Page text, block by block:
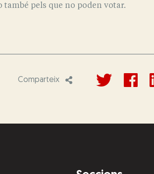
pels que no poden votar.
Comparteix